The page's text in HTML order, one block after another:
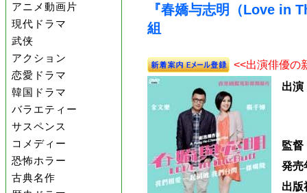
アニメ動画片
現代ドラマ
武侠
アクション
恋愛ドラマ
韓国ドラマ
バラエティー
サスペンス
コメディー
恐怖ホラー
古典名作
『春嬌与志明（Love in
組
<<出演俳優の
出演
監督
発売
出版